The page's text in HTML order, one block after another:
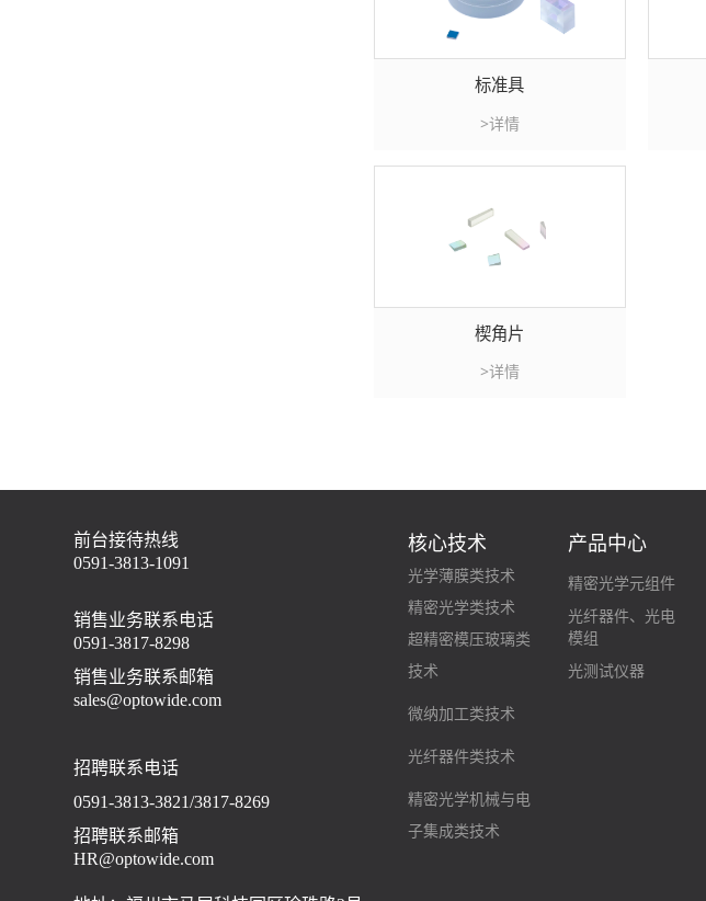
标准具
>详情
楔角片
>详情
前台接待热线
0591-3813-1091
销售业务联系电话
0591-3817-8298
销售业务联系邮箱
sales@optowide.com
招聘联系电话
0591-3813-3821/3817-8269
招聘联系邮箱
HR@optowide.com
核心技术
光学薄膜类技术
精密光学类技术
超精密模压玻璃类
技术
微纳加工类技术
光纤器件类技术
精密光学机械与电
子集成类技术
产品中心
精密光学元组件
光纤器件、光电
模组
光测试仪器